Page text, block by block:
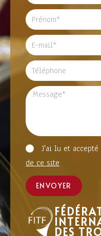
J'ai lu et accepté
de ce site
ENVOYER
DES